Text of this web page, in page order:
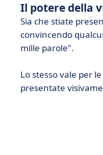
Il potere della
Sia che stiate
convincendo
mille parole".
Lo stesso vale per
presentate